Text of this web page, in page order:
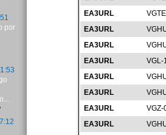
EA3URL
EA3URL
EA3URL
EA3URL
VGL-
EA3URL
EA3URL
EA3URL
VGZ-
EA3URL
por